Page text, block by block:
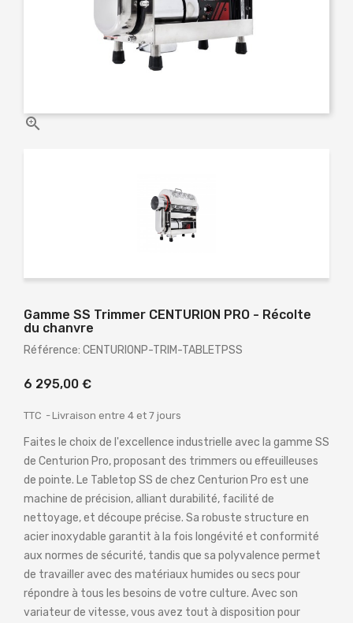

Gamme SS Trimmer CENTURION PRO - Récolte
du chanvre
Référence: CENTURIONP-TRIM-TABLETPSS
6 295,00 €
TTC Livraison entre 4 et 7 jours
Faites le choix de l'excellence industrielle avec la gamme SS
de Centurion Pro, proposant des trimmers ou effeuilleuses
de pointe. Le Tabletop SS de chez Centurion Pro est une
machine de précision, alliant durabilité, facilité de
nettoyage, et découpe précise. Sa robuste structure en
acier inoxydable garantit à la fois longévité et conformité
aux normes de sécurité, tandis que sa polyvalence permet
de travailler avec des matériaux humides ou secs pour
répondre à tous les besoins de votre culture. Avec son
variateur de vitesse, vous avez tout à disposition pour